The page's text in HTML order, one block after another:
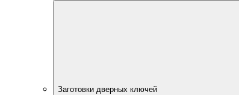
Заготовки дверных ключей